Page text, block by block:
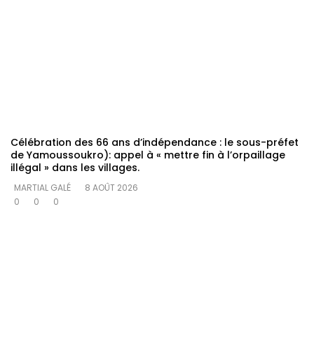
Célébration des 66 ans d’indépendance : le sous-préfet
de Yamoussoukro): appel à « mettre fin à l’orpaillage
illégal » dans les villages.
MARTIAL GALÉ
8 AOÛT 2026
0
0 0